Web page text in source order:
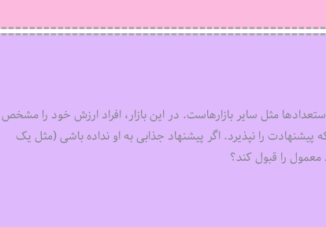
مثل سایر بازارهاست. در این بازار، افراد ارزش خود را مشخص
پیشنهادت را نپذیرد. اگر پیشنهاد جذابی به او نداده باشی (مثل یک
را قبول کند؟